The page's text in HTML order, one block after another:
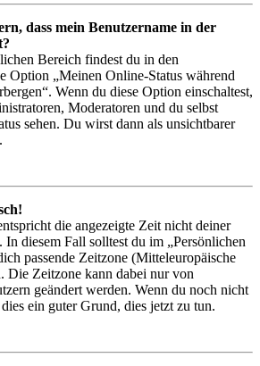
dass mein Benutzername in der
Bereich findest du in den
Option „Meinen Online-Status während
Wenn du diese Option einschaltest,
Moderatoren und du selbst
sehen. Du wirst dann als unsichtbarer
die angezeigte Zeit nicht deiner
In diesem Fall solltest du im „Persönlichen
passende Zeitzone (Mitteleuropäische
Die Zeitzone kann dabei nur von
geändert werden. Wenn du noch nicht
ein guter Grund, dies jetzt zu tun.